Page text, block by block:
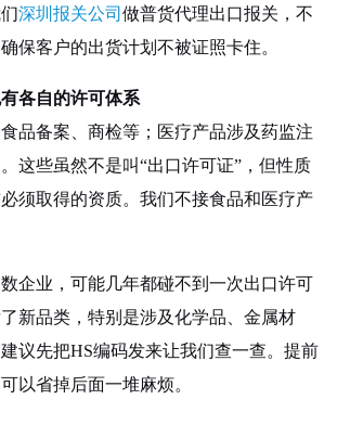
深圳报关公司 做普货代理出口报关，不
保客户的出货计划不被证照卡住。
各自的许可体系
品备案、商检等；医疗产品涉及药监注
这些虽然不是叫“出口许可证”，但性质
须取得的资质。我们不接食品和医疗产
企业，可能几年都碰不到一次出口许可
新品类，特别是涉及化学品、金属材
议先把HS编码发来让我们查一查。提前
以省掉后面一堆麻烦。